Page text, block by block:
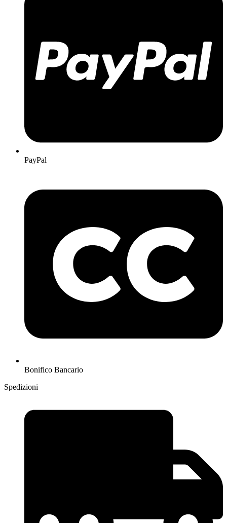
PayPal
Bonifico Bancario
Spedizioni